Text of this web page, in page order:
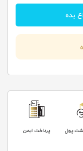
بده
پول پرداخت ایمن